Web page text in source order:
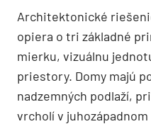
Architektonické
opiera o tri základné
mierku, vizuálnu
priestory. Domy majú
nadzemných podlaží,
vrcholí v